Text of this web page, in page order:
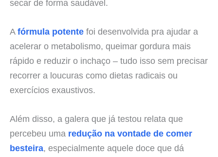
secar de forma saudável.
Afórmula potente foi desenvolvida pra ajudar a
acelerar o metabolismo, queimar gordura mais
rápido e reduzir o inchaço – tudo isso sem precisar
recorrer a loucuras como dietas radicais ou
exercícios exaustivos.
Além disso, a galera que já testou relata que
percebeu uma redução na vontade de comer
besteira, especialmente aquele doce que dá